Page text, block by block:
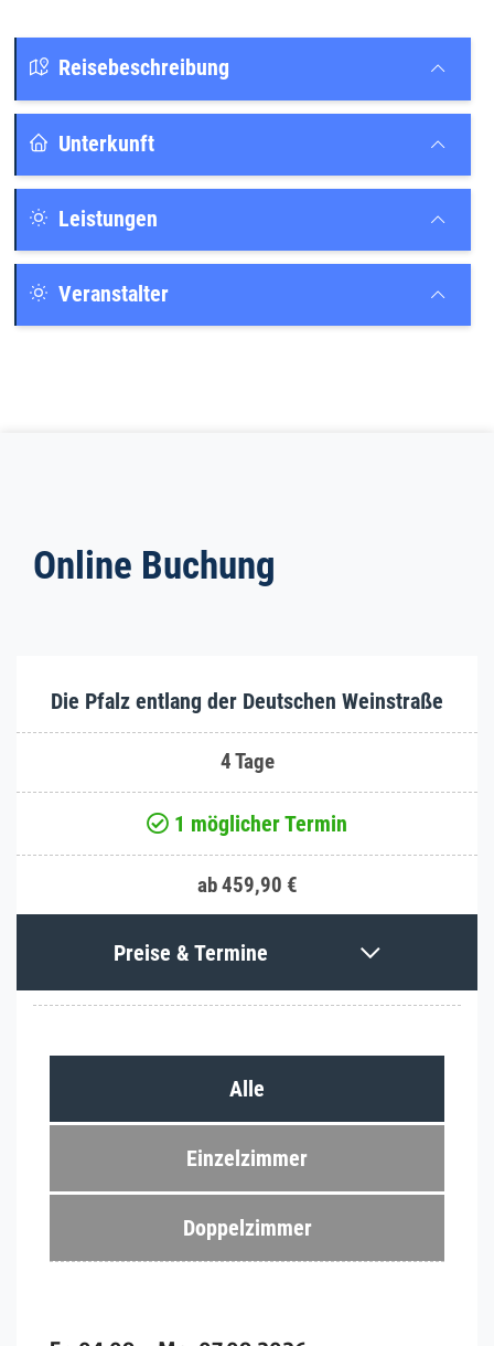
Reisebeschreibung
Unterkunft
Leistungen
Veranstalter
Online Buchung
Die Pfalz entlang der Deutschen Weinstraße
4 Tage
1 möglicher Termin
ab 459,90 €
Preise & Termine
Alle
Einzelzimmer
Doppelzimmer